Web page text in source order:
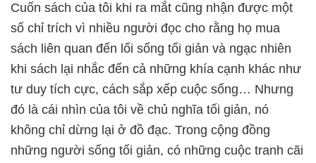
Cuốn sách của tôi khi ra mắt cũng nhận được một
số chỉ trích vì nhiều người đọc cho rằng họ mua
sách liên quan đến lối sống tối giản và ngạc nhiên
khi sách lại nhắc đến cả những khía cạnh khác như
tư duy tích cực, cách sắp xếp cuộc sống… Nhưng
đó là cái nhìn của tôi về chủ nghĩa tối giản, nó
không chỉ dừng lại ở đồ đạc. Trong cộng đồng
những người sống tối giản, có những cuộc tranh cãi